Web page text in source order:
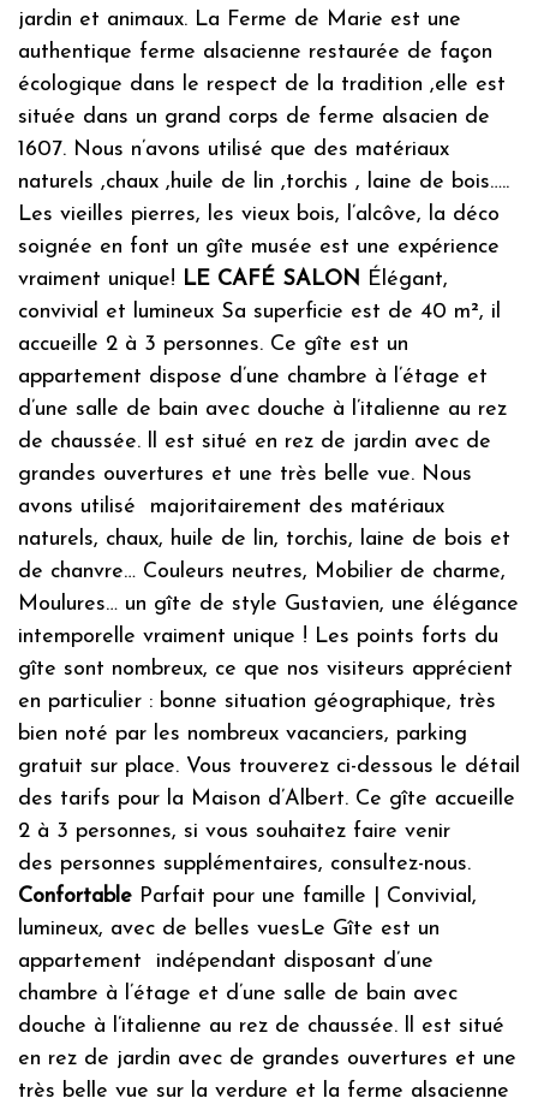
Matériaux de construction locaux
Isolants bio sourcés
Peintures et enduits naturels
Chauffage :Fuel / électricité
Isolation : Norme Maison passive
Daily management
Produits locaux bio
Potager indépendant
Douchette/Mousseur d’économie d’eau
Waste management
Tri papier
Verre
Plastiques
Action for fauna and flora
Plantes mellifères
Haies diversifiées
Herbes folles
Valorisation des producteurs locaux, de l’artisanat et des
associations locales
Valorisation du patrimoine local et culturel
Les notes (niveaux des feuilles) sont calculées en fonction des
déclarations des propriétaires et modérées par l’équipe de Grintoura
en prenant en compte, entre autres, les retours des visiteurs
jardin et animaux. La Ferme de Marie est une
authentique ferme alsacienne restaurée de façon
écologique dans le respect de la tradition ,elle est
située dans un grand corps de ferme alsacien de
1607. Nous n’avons utilisé que des matériaux
naturels ,chaux ,huile de lin ,torchis , laine de bois…..
Les vieilles pierres, les vieux bois, l’alcôve, la déco
soignée en font un gîte musée est une expérience
vraiment unique! LE CAFÉ SALON Élégant,
convivial et lumineux Sa superficie est de 40 m², il
accueille 2 à 3 personnes. Ce gîte est un
appartement dispose d’une chambre à l’étage et
d’une salle de bain avec douche à l’italienne au rez
de chaussée. ll est situé en rez de jardin avec de
grandes ouvertures et une très belle vue. Nous
avons utilisé majoritairement des matériaux
naturels, chaux, huile de lin, torchis, laine de bois et
de chanvre… Couleurs neutres, Mobilier de charme,
Moulures… un gîte de style Gustavien, une élégance
intemporelle vraiment unique ! Les points forts du
gîte sont nombreux, ce que nos visiteurs apprécient
en particulier : bonne situation géographique, très
bien noté par les nombreux vacanciers, parking
gratuit sur place. Vous trouverez ci-dessous le détail
des tarifs pour la Maison d’Albert. Ce gîte accueille
2 à 3 personnes, si vous souhaitez faire venir
des personnes supplémentaires, consultez-nous.
Confortable Parfait pour une famille | Convivial,
lumineux, avec de belles vuesLe Gîte est un
appartement indépendant disposant d’une
chambre à l’étage et d’une salle de bain avec
douche à l’italienne au rez de chaussée. ll est situé
en rez de jardin avec de grandes ouvertures et une
très belle vue sur la verdure et la ferme alsacienne